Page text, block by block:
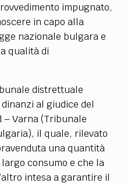
impugnato,
in capo alla
nazionale bulgara e
qualità di
distrettuale
al giudice del
– Varna (Tribunale
il quale, rilevato
una quantità
consumo e che la
intesa a garantire il